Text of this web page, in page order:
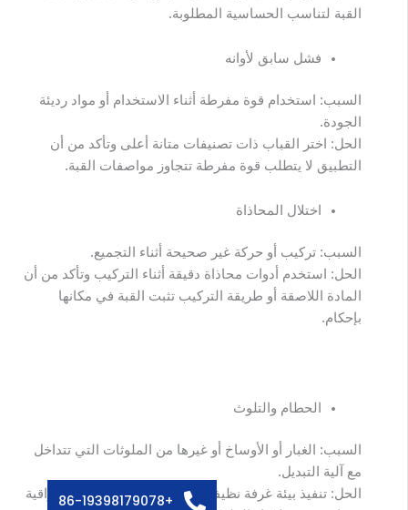
القبة لتناسب الحساسية المطلوبة.
فشل سابق لأوانه
السبب: استخدام قوة مفرطة أثناء الاستخدام أو مواد رديئة
الجودة.
الحل: اختر القباب ذات تصنيفات متانة أعلى وتأكد من أن
التطبيق لا يتطلب قوة مفرطة تتجاوز مواصفات القبة.
اختلال المحاذاة
السبب: تركيب أو حركة غير صحيحة أثناء التجميع.
الحل: استخدم أدوات محاذاة دقيقة أثناء التركيب وتأكد من أن
المادة اللاصقة أو طريقة التركيب تثبت القبة في مكانها
بإحكام.
الحطام والتلوث
السبب: الغبار أو الأوساخ أو غيرها من الملوثات التي تتداخل
مع آلية التبديل.
الحل: تنفيذ بيئة غرفة نظيفة للتجميع أو استخدام أغطية واقية
+86-19398179078 French
Italian
Russian